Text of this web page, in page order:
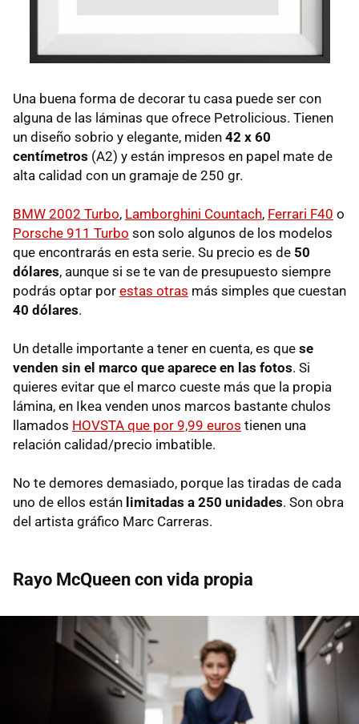
Una buena forma de decorar tu casa puede ser con
alguna de las láminas que ofrece Petrolicious. Tienen
un diseño sobrio y elegante, miden 42 x 60
centímetros (A2) y están impresos en papel mate de
alta calidad con un gramaje de 250 gr.
BMW 2002 Turbo, Lamborghini Countach, Ferrari F40 o
Porsche 911 Turbo son solo algunos de los modelos
que encontrarás en esta serie. Su precio es de 50
dólares, aunque si se te van de presupuesto siempre
podrás optar por estas otras más simples que cuestan
40 dólares.
Un detalle importante a tener en cuenta, es que se
venden sin el marco que aparece en las fotos. Si
quieres evitar que el marco cueste más que la propia
lámina, en Ikea venden unos marcos bastante chulos
llamados HOVSTA que por 9,99 euros tienen una
relación calidad/precio imbatible.
No te demores demasiado, porque las tiradas de cada
uno de ellos están limitadas a 250 unidades. Son obra
del artista gráfico Marc Carreras.
Rayo McQueen con vida propia